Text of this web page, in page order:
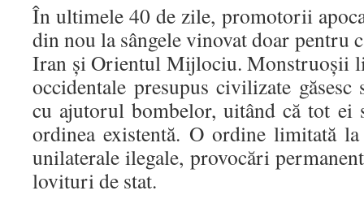
În ultimele 40 de zile, promotorii
din nou la sângele vinovat doar pentru
Iran și Orientul Mijlociu. Monstruoșii
occidentale presupus civilizate
cu ajutorul bombelor, uitând că tot ei
ordinea existentă. O ordine limitată
unilaterale ilegale, provocări
lovituri de stat.